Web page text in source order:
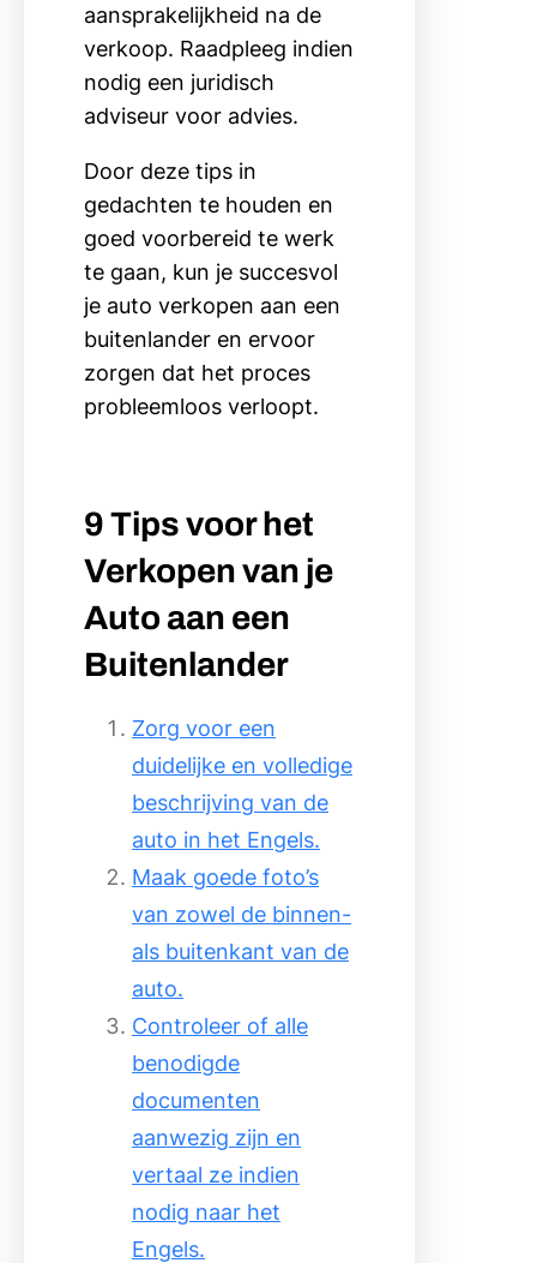
aansprakelijkheid na de
verkoop. Raadpleeg indien
nodig een juridisch
adviseur voor advies.
Door deze tips in
gedachten te houden en
goed voorbereid te werk
te gaan, kun je succesvol
je auto verkopen aan een
buitenlander en ervoor
zorgen dat het proces
probleemloos verloopt.
9 Tips voor het
Verkopen van je
Auto aan een
Buitenlander
Zorg voor een
duidelijke en volledige
beschrijving van de
auto in het Engels.
Maak goede foto’s
van zowel de binnen-
als buitenkant van de
auto.
Controleer of alle
benodigde
documenten
aanwezig zijn en
vertaal ze indien
nodig naar het
Engels.